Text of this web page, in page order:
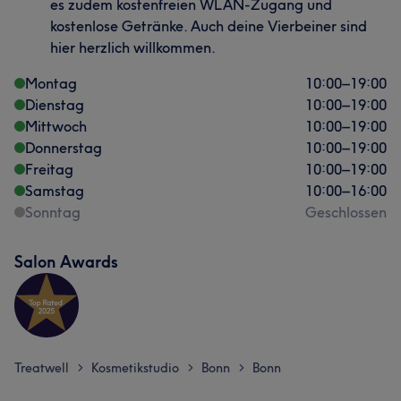
es zudem kostenfreien WLAN-Zugang und
kostenlose Getränke. Auch deine Vierbeiner sind
hier herzlich willkommen.
Montag
10:00–19:00
Dienstag
10:00–19:00
Mittwoch
10:00–19:00
Donnerstag
10:00–19:00
Freitag
10:00–19:00
Samstag
10:00–16:00
Sonntag
Geschlossen
Salon Awards
Treatwell > Kosmetikstudio > Bonn > Bonn